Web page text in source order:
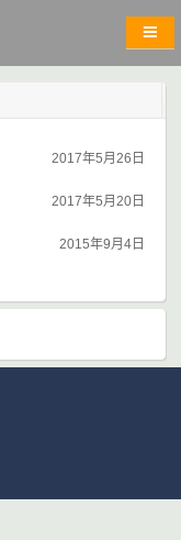
2017年5月26日
2017年5月20日
2015年9月4日